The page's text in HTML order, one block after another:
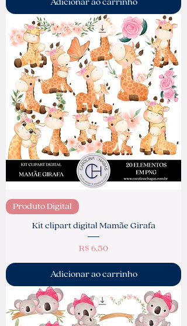
Adicionar ao carrinho
Produto Digital
Kit clipart digital Mamãe Girafa
Preço
R$ 6,50
Adicionar ao carrinho